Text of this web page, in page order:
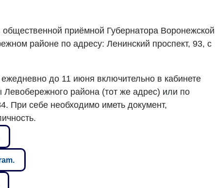
общественной приёмной Губернатора Воронежской
районе по адресу: Ленинский проспект, 93, с
до 11 июня включительно в кабинете
Левобережного района (тот же адрес) или по
При себе необходимо иметь документ,